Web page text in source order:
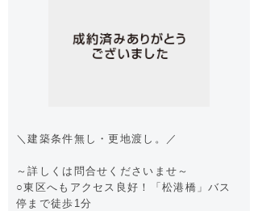
＼建築条件無し・更地渡し。／
～詳しくは問合せくださいませ～
○東区へもアクセス良好！「松港橋」バス
停まで徒歩1分